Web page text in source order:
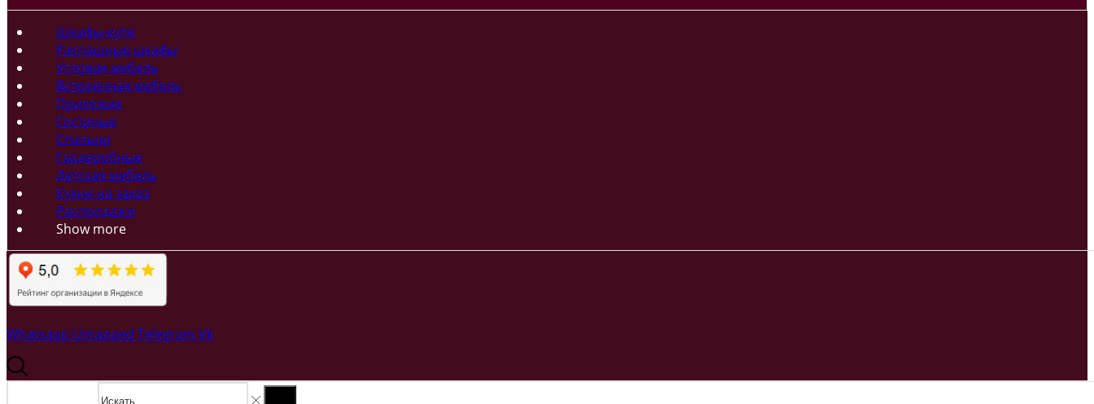
Шкафы-купе
Распашные шкафы
Угловая мебель
Встроенная мебель
Прихожие
Гостиные
Спальни
Гардеробные
Детская мебель
Кухни на заказ
Распродажи
Show more
Whatsapp Untapped Telegram Vk